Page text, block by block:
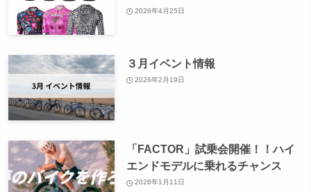
2026年4月25日
３月イベント情報
2026年2月19日
「FACTOR」試乗会開催！！ハイ
エンドモデルに乗れるチャンス
2026年1月11日